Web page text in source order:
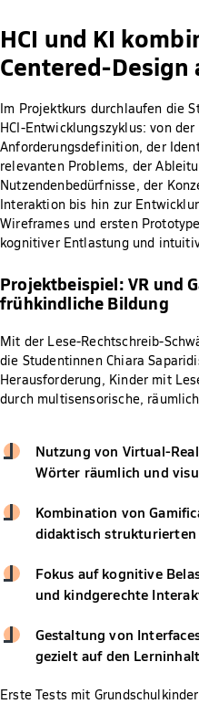
HCI und KI
Centered-Design
Im Projektkurs durchlaufen die
HCI-Entwicklungszyklus: von
Anforderungsdefinition, der
relevanten Problems, der
Nutzendenbedürfnisse, der
Interaktion bis hin zur
Wireframes und ersten
kognitiver Entlastung und
Projektbeispiel: VR und
frühkindliche Bildung
Mit der Lese-Rechtschreib-
die Studentinnen Chiara
Herausforderung, Kinder mit
durch multisensorische,
Nutzung von Virtual-
Wörter räumlich und
Kombination von
didaktisch strukturierten
Fokus auf kognitive
und kindgerechte
Gestaltung von
gezielt auf den
Erste Tests mit